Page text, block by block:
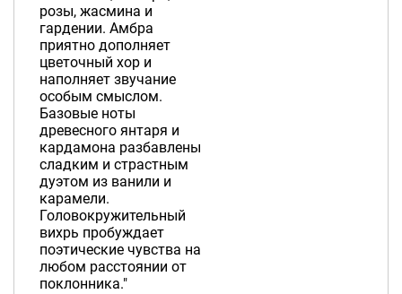
розы, жасмина и
гардении. Амбра
приятно дополняет
цветочный хор и
наполняет звучание
особым смыслом.
Базовые ноты
древесного янтаря и
кардамона разбавлены
сладким и страстным
дуэтом из ванили и
карамели.
Головокружительный
вихрь пробуждает
поэтические чувства на
любом расстоянии от
поклонника."